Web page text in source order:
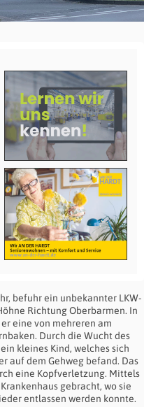
befuhr ein unbekannter LKW-
Richtung Oberbarmen. In
eine von mehreren am
Durch die Wucht des
kleines Kind, welches sich
auf dem Gehweg befand. Das
eine Kopfverletzung. Mittels
gebracht, wo sie
entlassen werden konnte.